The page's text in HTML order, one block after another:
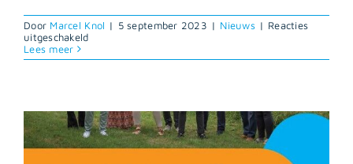
Door Marcel Knol | 5 september 2023 | Nieuws | Reacties
uitgeschakeldvoor
woningmarkt
ontwikkelingen
Lees meer